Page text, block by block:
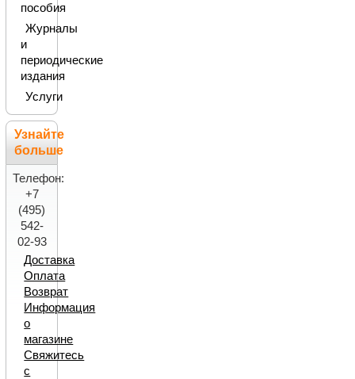
пособия
Журналы
и
периодические
издания
Услуги
Узнайте
больше
Телефон:
+7
(495)
542-
02-93
Доставка
Оплата
Возврат
Информация
о
магазине
Свяжитесь
с